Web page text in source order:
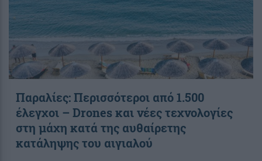
Παραλίες: Περισσότεροι από 1.500
έλεγχοι – Drones και νέες τεχνολογίες
στη μάχη κατά της αυθαίρετης
κατάληψης του αιγιαλού